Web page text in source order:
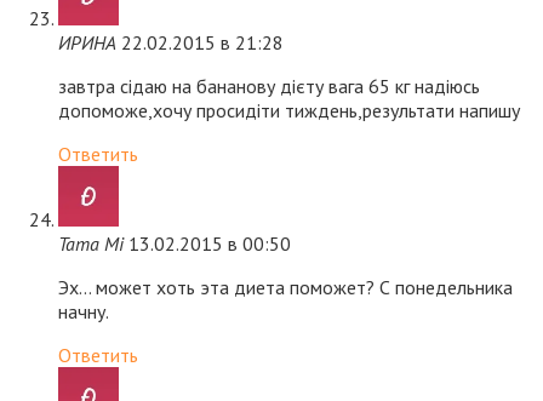
ИРИНА 22.02.2015 в 21:28
завтра сідаю на бананову дієту вага 65 кг надіюсь
допоможе,хочу просидіти тиждень,результати напишу
Ответить
Tama Mi 13.02.2015 в 00:50
Эх… может хоть эта диета поможет? С понедельника
начну.
Ответить